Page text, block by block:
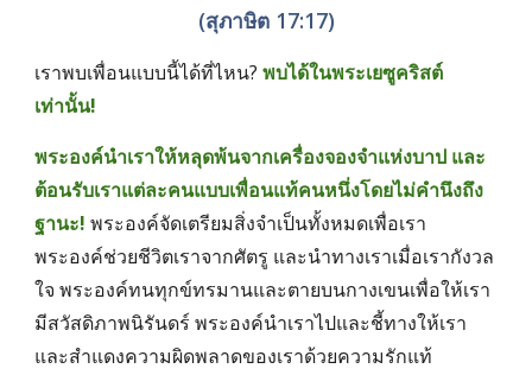
(สุภาษิต 17:17)
เราพบเพื่อนแบบนี้ได้ที่ไหน? พบได้ในพระเยซูคริสต์
เท่านั้น!
พระองค์นำเราให้หลุดพ้นจากเครื่องจองจำแห่งบาป และ
ต้อนรับเราแต่ละคนแบบเพื่อนแท้คนหนึ่งโดยไม่คำนึงถึง
ฐานะ! พระองค์จัดเตรียมสิ่งจำเป็นทั้งหมดเพื่อเรา
พระองค์ช่วยชีวิตเราจากศัตรู และนำทางเราเมื่อเรากังวล
ใจ พระองค์ทนทุกข์ทรมานและตายบนกางเขนเพื่อให้เรา
มีสวัสดิภาพนิรันดร์ พระองค์นำเราไปและชี้ทางให้เรา
และสำแดงความผิดพลาดของเราด้วยความรักแท้